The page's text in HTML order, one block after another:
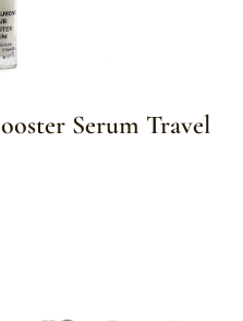
Serum Travel